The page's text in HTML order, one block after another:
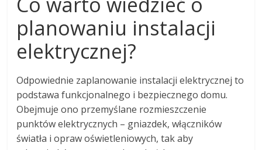
planowaniu instalacji
elektrycznej?
Odpowiednie zaplanowanie instalacji elektrycznej to
podstawa funkcjonalnego i bezpiecznego domu.
Obejmuje ono przemyślane rozmieszczenie
punktów elektrycznych – gniazdek, włączników
światła i opraw oświetleniowych, tak aby